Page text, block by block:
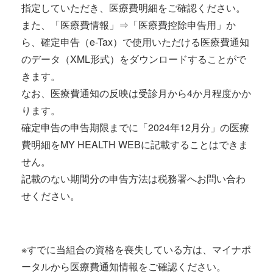
指定していただき、医療費明細をご確認ください。
また、「医療費情報」⇒「医療費控除申告用」か
ら、確定申告（e-Tax）で使用いただける医療費通知
のデータ（XML形式）をダウンロードすることがで
きます。
なお、医療費通知の反映は受診月から4か月程度かか
ります。
確定申告の申告期限までに「2024年12月分」の医療
費明細をMY HEALTH WEBに記載することはできま
せん。
記載のない期間分の申告方法は税務署へお問い合わ
せください。
※すでに当組合の資格を喪失している方は、マイナポ
ータルから医療費通知情報をご確認ください。